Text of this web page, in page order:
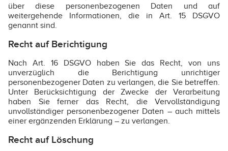
über diese personenbezogenen Daten und auf
weitergehende Informationen, die in Art. 15 DSGVO
genannt sind.
Recht auf Berichtigung
Nach Art. 16 DSGVO haben Sie das Recht, von uns
unverzüglich die Berichtigung unrichtiger
personenbezogener Daten zu verlangen, die Sie betreffen.
Unter Berücksichtigung der Zwecke der Verarbeitung
haben Sie ferner das Recht, die Vervollständigung
unvollständiger personenbezogener Daten – auch mittels
einer ergänzenden Erklärung – zu verlangen.
Recht auf Löschung